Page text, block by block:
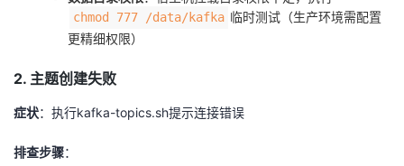
chmod 777 /data/kafka 临时测试（生产环境需配置
更精细权限）
2. 主题创建失败
症状：执行kafka-topics.sh提示连接错误
排查步骤：